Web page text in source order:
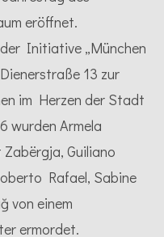
eröffnet.
Initiative „München
13 zur
im Herzen der Stadt
wurden Armela
Guiliano
Rafael, Sabine
von einem
ermordet.